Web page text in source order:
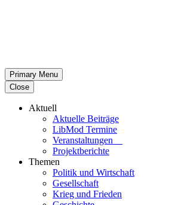
Primary Menu
Close
Aktuell
Aktu­elle Beiträge
LibMod Termine
Ver­an­stal­tun­gen
Pro­jekt­be­richte
Themen
Politik und Wirtschaft
Gesell­schaft
Krieg und Frieden